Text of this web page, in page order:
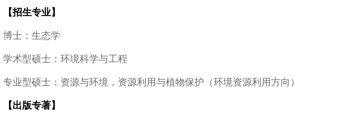
【招生专业】
博士：生态学
学术型硕士：环境科学与工程
专业型硕士：资源与环境，资源利用与植物保护（环境资源利用方向）
【出版专著】